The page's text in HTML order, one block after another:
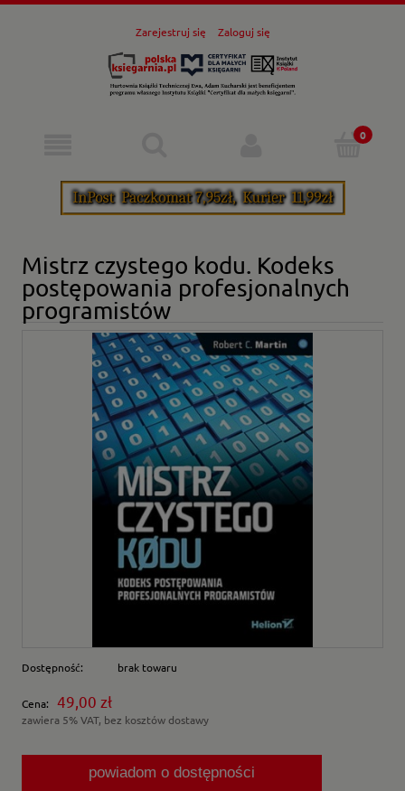
Zarejestruj się Zaloguj się
Mistrz czystego kodu. Kodeks
postępowania profesjonalnych
programistów
Dostępność: brak towaru
Cena: 49,00 zł
zawiera 5% VAT, bez kosztów dostawy
powiadom o dostępności